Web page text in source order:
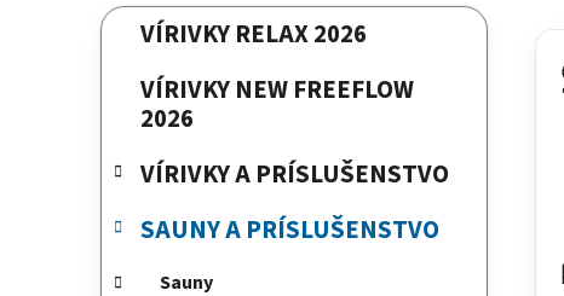
B
p
n
e
Preskočiť
kategórie
K
r
e
VÍRIVKY RELAX 2026
VÍRIVKY NEW FREEFLOW
2026
VÍRIVKY A PRÍSLUŠENSTVO
SAUNY A PRÍSLUŠENSTVO
Sauny